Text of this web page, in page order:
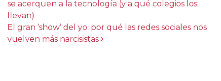
se acerquen a la tecnología (y a qué colegios los
llevan)
El gran ‘show’ del yo: por qué las redes sociales nos
vuelven más narcisistas